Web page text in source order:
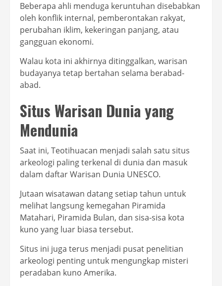
Beberapa ahli menduga keruntuhan disebabkan
oleh konflik internal, pemberontakan rakyat,
perubahan iklim, kekeringan panjang, atau
gangguan ekonomi.
Walau kota ini akhirnya ditinggalkan, warisan
budayanya tetap bertahan selama berabad-
abad.
Situs Warisan Dunia yang
Mendunia
Saat ini, Teotihuacan menjadi salah satu situs
arkeologi paling terkenal di dunia dan masuk
dalam daftar Warisan Dunia UNESCO.
Jutaan wisatawan datang setiap tahun untuk
melihat langsung kemegahan Piramida
Matahari, Piramida Bulan, dan sisa-sisa kota
kuno yang luar biasa tersebut.
Situs ini juga terus menjadi pusat penelitian
arkeologi penting untuk mengungkap misteri
peradaban kuno Amerika.